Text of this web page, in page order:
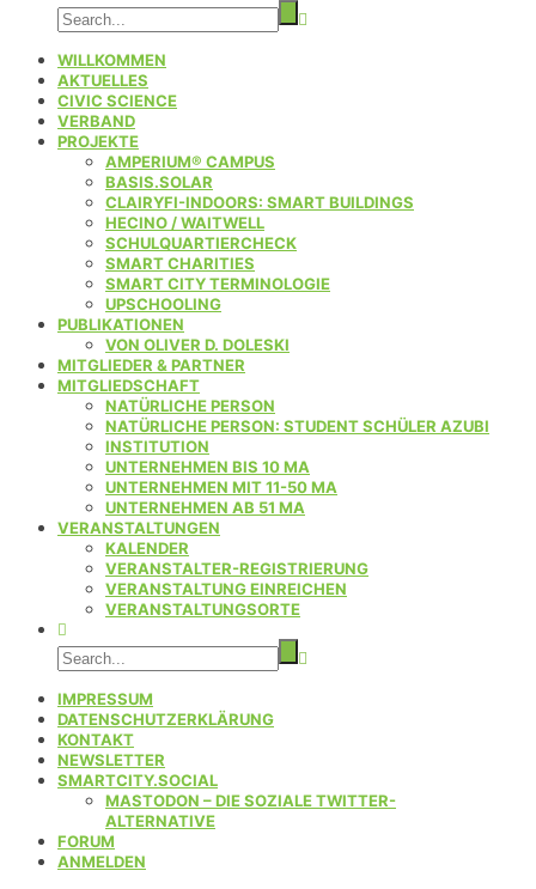
WILLKOMMEN
AKTUELLES
CIVIC SCIENCE
VERBAND
PROJEKTE
AMPERIUM® CAMPUS
BASIS.SOLAR
CLAIRYFI-INDOORS: SMART BUILDINGS
HECINO / WAITWELL
SCHULQUARTIERCHECK
SMART CHARITIES
SMART CITY TERMINOLOGIE
UPSCHOOLING
PUBLIKATIONEN
VON OLIVER D. DOLESKI
MITGLIEDER & PARTNER
MITGLIEDSCHAFT
NATÜRLICHE PERSON
NATÜRLICHE PERSON: STUDENT SCHÜLER AZUBI
INSTITUTION
UNTERNEHMEN BIS 10 MA
UNTERNEHMEN MIT 11-50 MA
UNTERNEHMEN AB 51 MA
VERANSTALTUNGEN
KALENDER
VERANSTALTER-REGISTRIERUNG
VERANSTALTUNG EINREICHEN
VERANSTALTUNGSORTE
IMPRESSUM
DATENSCHUTZERKLÄRUNG
KONTAKT
NEWSLETTER
SMARTCITY.SOCIAL
MASTODON – DIE SOZIALE TWITTER-
ALTERNATIVE
FORUM
ANMELDEN